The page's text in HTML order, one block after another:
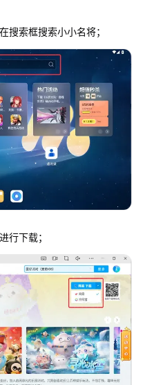
搜索框搜索小小名将；
行下载；